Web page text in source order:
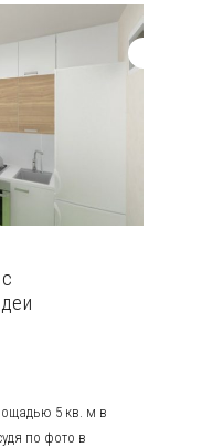
5 кв. м в
по фото в